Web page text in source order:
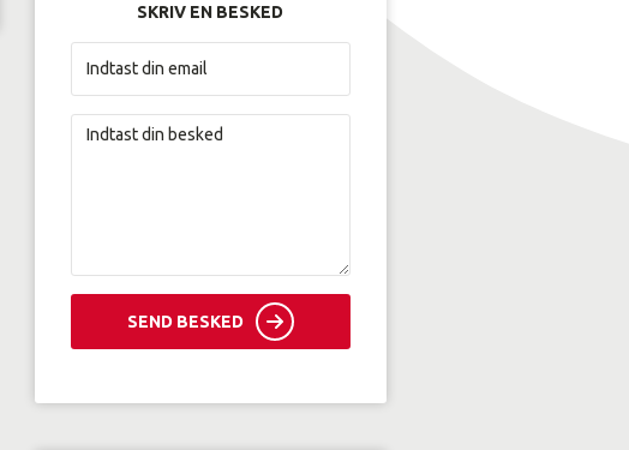
SKRIV EN BESKED
SEND BESKED